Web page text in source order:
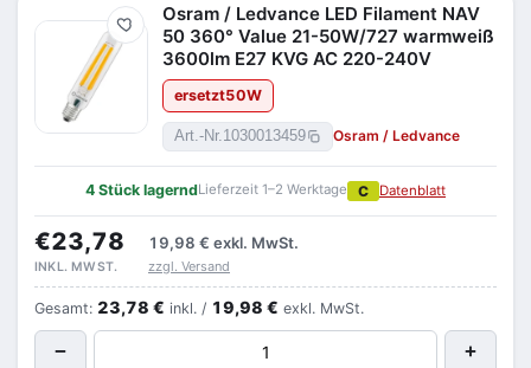
Merken
Osram / Ledvance LED Filament NAV
50 360° Value 21-50W/727 warmweiß
3600lm E27 KVG AC 220-240V
ersetzt50W
Art.-Nr.1030013459 Osram / Ledvance
4 Stück lagerndLieferzeit 1–2 Werktage C Datenblatt
€23,78 19,98 € exkl. MwSt.
INKL. MWST. zzgl. Versand
Gesamt: 23,78 € inkl. / 19,98 € exkl. MwSt.
− +